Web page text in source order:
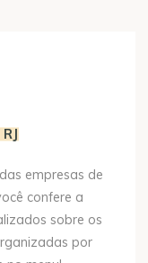
empresas de
confere a
sobre os
por